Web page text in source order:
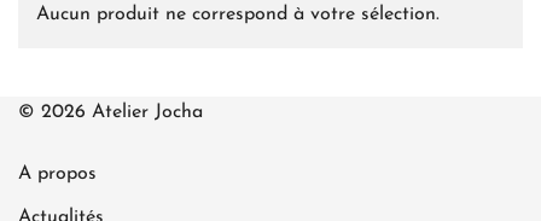
Aucun produit ne correspond à votre sélection.
© 2026 Atelier Jocha
A propos